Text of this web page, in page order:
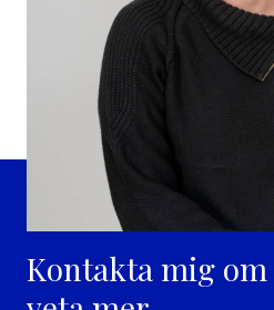
Kontakta mig